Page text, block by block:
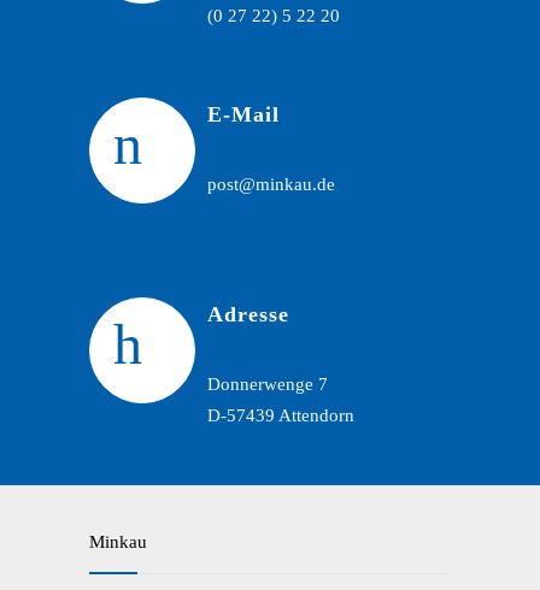
(0 27 22) 5 22 20
E-Mail
post@minkau.de
Adresse
Donnerwenge 7
D-57439 Attendorn
Minkau